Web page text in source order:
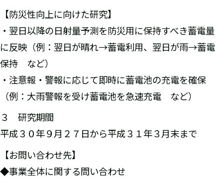
【防災性向上に向けた研究】
・翌日以降の日射量予測を防災用に保持すべき蓄電量
に反映（例：翌日が晴れ→蓄電利用、翌日が雨→蓄電
保持 など）
・注意報・警報に応じて即時に蓄電池の充電を確保
（例：大雨警報を受け蓄電池を急速充電 など）
３ 研究期間
平成３０年９月２７日から平成３１年３月末まで
【お問い合わせ先】
◆事業全体に関する問い合わせ